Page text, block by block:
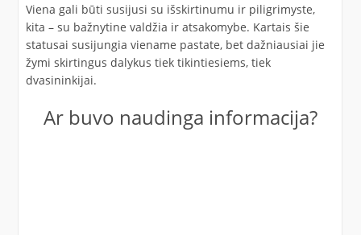
Viena gali būti susijusi su išskirtinumu ir piligrimyste,
kita – su bažnytine valdžia ir atsakomybe. Kartais šie
statusai susijungia viename pastate, bet dažniausiai jie
žymi skirtingus dalykus tiek tikintiesiems, tiek
dvasininkijai.
Ar buvo naudinga informacija?